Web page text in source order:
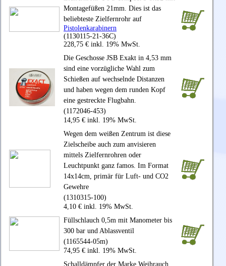
Montagefüßen 21mm. Dies ist das
beliebteste Zielfernrohr auf
Pistolenkarabinern
(1130115-21-36C)
228,75 € inkl. 19% MwSt.
Die Geschosse JSB Exakt in 4,53 mm
sind eine vorzügliche Wahl zum
Schießen auf wechselnde Distanzen
und haben wegen dem runden Kopf
eine gestreckte Flugbahn.
(1172046-453)
14,95 € inkl. 19% MwSt.
Wegen dem weißen Zentrum ist diese
Zielscheibe auch zum anvisieren
mittels Zielfernrohren oder
Leuchtpunkt ganz famos. Im Format
14x14cm, primär für Luft- und CO2
Gewehre
(1310315-100)
4,10 € inkl. 19% MwSt.
Füllschlauch 0,5m mit Manometer bis
300 bar und Ablassventil
(1165544-05m)
74,95 € inkl. 19% MwSt.
Schalldämpfer der Marke Weihrauch